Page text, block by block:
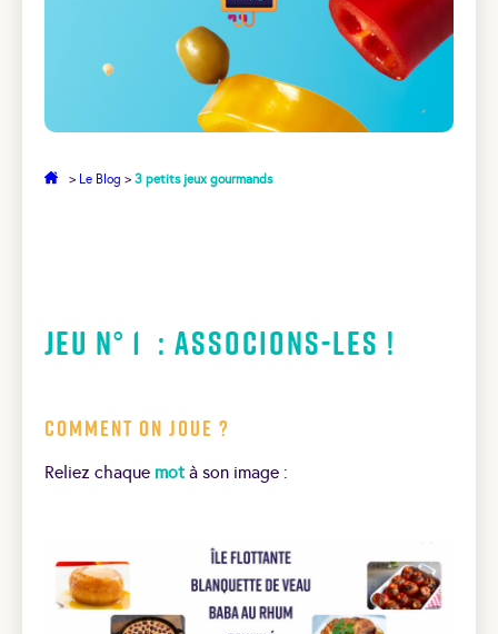
> Le Blog > 3 petits jeux gourmands
Jeu N° 1 : Associons-les !
Comment on joue ?
Reliez chaque motà son image :